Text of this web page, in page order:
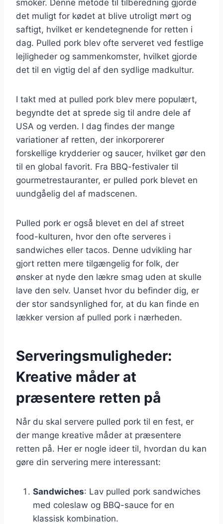
smoker. Denne metode til tilberedning gjorde
det muligt for kødet at blive utroligt mørt og
saftigt, hvilket er kendetegnende for retten i
dag. Pulled pork blev ofte serveret ved festlige
lejligheder og sammenkomster, hvilket gjorde
det til en vigtig del af den sydlige madkultur.
I takt med at pulled pork blev mere populært,
begyndte det at sprede sig til andre dele af
USA og verden. I dag findes der mange
variationer af retten, der inkorporerer
forskellige krydderier og saucer, hvilket gør den
til en global favorit. Fra BBQ-festivaler til
gourmetrestauranter, er pulled pork blevet en
uundgåelig del af madscenen.
Pulled pork er også blevet en del af street
food-kulturen, hvor den ofte serveres i
sandwiches eller tacos. Denne udvikling har
gjort retten mere tilgængelig for folk, der
ønsker at nyde den lækre smag uden at skulle
lave den selv. Uanset hvor du befinder dig, er
der stor sandsynlighed for, at du kan finde en
lækker version af pulled pork i nærheden.
Serveringsmuligheder:
Kreative måder at
præsentere retten på
Når du skal servere pulled pork til en fest, er
der mange kreative måder at præsentere
retten på. Her er nogle ideer til, hvordan du kan
gøre din servering mere interessant:
Sandwiches: Lav pulled pork sandwiches
med coleslaw og BBQ-sauce for en
klassisk kombination.